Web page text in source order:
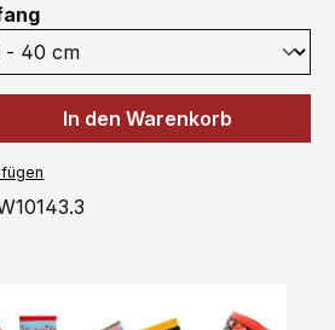
auswählen
Gib den
In den Warenkorb